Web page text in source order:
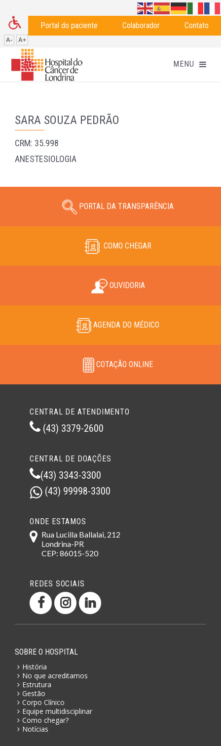
Portal do paciente Colaborador Contato
A- A+
SARA SOUZA PEDRÃO
CRM: 35.998
ANESTESIOLOGIA
PORTAL DA TRANSPARÊNCIA
COMO CHEGAR
OUVIDORIA
AGENDA DO MÉDICO
COTAÇÃO ONLINE
CENTRAL DE ATENDIMENTO
(43) 3379-2600
CENTRAL DE DOAÇÕES
(43) 3343-3300
(43) 99998-3300
ONDE ESTAMOS
Rua Lucilla Ballalai, 212
Londrina-PR
CEP: 86015-520
REDES SOCIAIS
SOBRE O HOSPITAL
História
No que acreditamos
Estrutura
Gestão
Corpo Clínico
Equipe multidisciplinar
Como chegar?
Notícias